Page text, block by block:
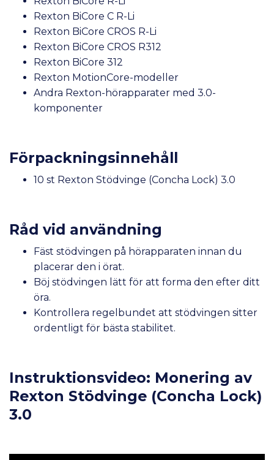
Rexton BiCore C R-Li
Rexton BiCore CROS R-Li
Rexton BiCore CROS R312
Rexton BiCore 312
Rexton MotionCore-modeller
Andra Rexton-hörapparater med 3.0-
komponenter
Förpackningsinnehåll
10 st Rexton Stödvinge (Concha Lock) 3.0
Råd vid användning
Fäst stödvingen på hörapparaten innan du
placerar den i örat.
Böj stödvingen lätt för att forma den efter ditt
öra.
Kontrollera regelbundet att stödvingen sitter
ordentligt för bästa stabilitet.
Instruktionsvideo: Monering av
Rexton Stödvinge (Concha Lock)
3.0